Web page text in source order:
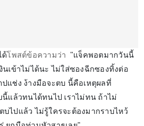
ด้โพสต์ข้อความว่า "แจ็คพอตมากวันนี้
นเข้าไม่ได้นะ ไม่ใส่ซองฉีกซองทิ้งต่อ
แช่ง ง้างมือจะตบ นี้คือเหตุผลที่
นี้แล้วทนได้ทนไป เราไม่ทน ถ้าไม่
บไปแล้ว ไม่รู้ใครจะต้องมากราบไหว้